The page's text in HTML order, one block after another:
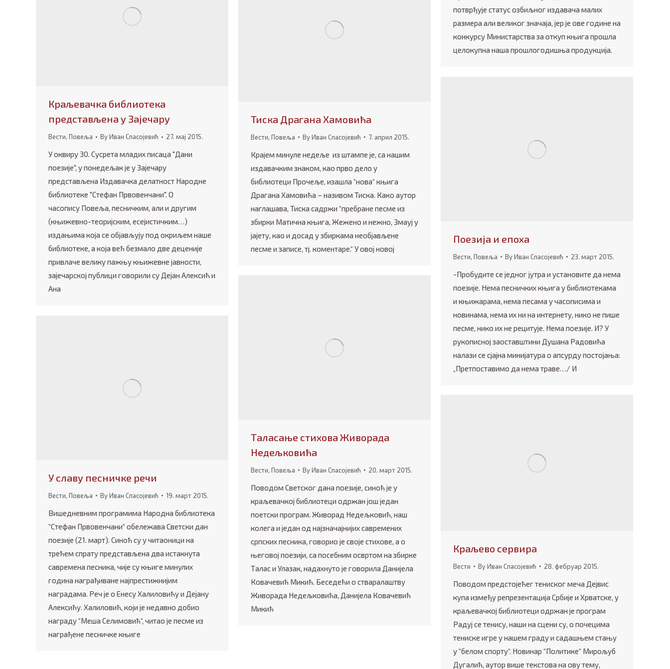
потврђује статус озбиљног издавача малих
размера али великог значаја, јер је ове године на
конкурсу Министарства за откуп књига прошла
целокупна наша прошлогодишња продукција.
Краљевачка библиотека
представљена у Зајечару
Вести, Повеља ByИван Спасојевић 27. мај 2015.
У оквиру 30. Сусрета младих писаца "Дани
поезије", у понедељак је у Зајечару
представљена Издавачка делатност Народне
библиотеке "Стефан Првовенчани". О
часопису Повеља, песничким, али и другим
(књижевно-теоријским, есејистичким…)
издањима која се објављују под окриљем наше
библиотеке, а која већ безмало две деценије
привлаче велику пажњу књижевне јавности,
зајечарској публици говорили су Дејан Алексић и
Ана
Тиска Драгана Хамовића
Вести, Повеља ByИван Спасојевић 7. април 2015.
Крајем минуле недеље из штампе је, са нашим
издавачким знаком, као прво дело у
библиотеци Прочеље, изашла “нова“ књига
Драгана Хамовића – називом Тиска. Како аутор
наглашава, Тиска садржи “пребране песме из
збирки Матична књига, Жежено и нежно, Змауј у
јајету, као и досад у збиркама необјављене
песме и записе, тј. коментаре.“ У овој новој
Поезија и епоха
Вести, Повеља ByИван Спасојевић 23. март 2015.
-Пробудите се једног јутра и установите да нема
поезије. Нема песничких књига у библиотекама
и књижарама, нема песама у часописима и
новинама, нема их ни на интернету, нико не пише
песме, нико их не рецитује. Нема поезије. И? У
рукописној заоставштини Душана Радовића
налази се сјајна минијатура о апсурду постојања:
„Претпоставимо да нема траве…/ И
Таласање стихова Живорада
Недељковића
Вести, Повеља ByИван Спасојевић 20. март 2015.
Поводом Светског дана поезије, синоћ је у
краљевачкој библиотеци одржан још један
поетски програм. Живорад Недељковић, наш
колега и један од најзначајнијих савремених
српских песника, говорио је своје стихове, а о
његовој поезији, са посебним освртом на збирке
Талас и Улазак, надахнуто је говорила Данијела
Ковачевић Микић. Беседећи о стваралаштву
Живорада Недељковића, Данијела Ковачевић
Микић
У славу песничке речи
Вести, Повеља ByИван Спасојевић 19. март 2015.
Вишедневним програмима Народна библиотека
“Стефан Првовенчани“ обележава Светски дан
поезије (21. март). Синоћ су у читаоници на
трећем спрату представљена два истакнута
савремена песника, чије су књиге минулих
година награђиване најпрестижнијим
наградама. Реч је о Енесу Халиловићу и Дејану
Алексићу. Халиловић, који је недавно добио
награду “Меша Селимовић“, читао је песме из
награђене песничке књиге
Краљево сервира
Вести ByИван Спасојевић 28. фебруар 2015.
Поводом предстојећег тениског меча Дејвис
купа између репрезентација Србије и Хрватске, у
краљевачкој библиотеци одржан је програм
Радуј се тенису, наши на сцени су, о почецима
тениске игре у нашем граду и садашњем стању
у “белом спорту“. Новинар “Политике“ Мирољуб
Дугалић, аутор више текстова на ову тему,